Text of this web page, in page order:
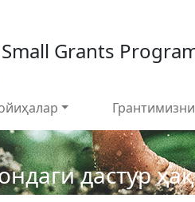
Small Grants
дастур